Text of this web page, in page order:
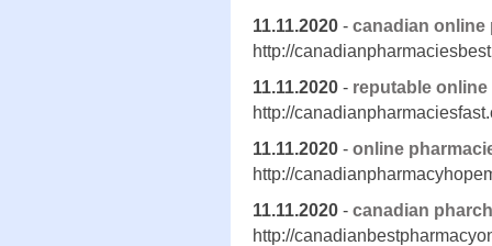
11.11.2020 - canadian online
http://
11.11.2020 - reputable
http://
11.11.2020 - online
http://
11.11.2020 - canadian
http://